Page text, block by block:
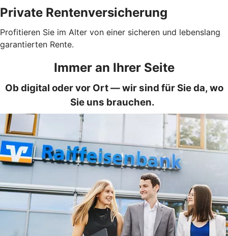
Private Rentenversicherung
Profitieren Sie im Alter von einer sicheren und lebenslang
garantierten Rente.
Immer an Ihrer Seite
Ob digital oder vor Ort — wir sind für Sie da, wo
Sie uns brauchen.